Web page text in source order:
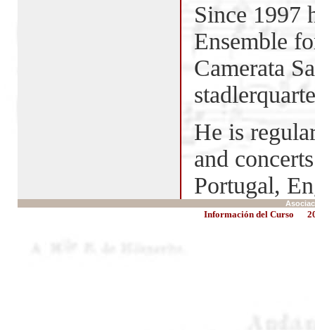
Since 1997
Ensemble
Camerata
He is
and
Portugal,
Información del Curso